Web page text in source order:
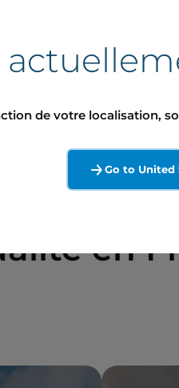
de 790* tonnes de CO₂
stratégie de Boralex visant
en
de votre localisation,
Go to United